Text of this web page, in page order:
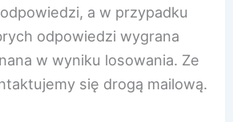
a w przypadku
odpowiedzi wygrana
w wyniku losowania. Ze
się drogą mailową.